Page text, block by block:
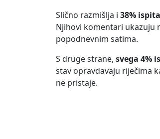
Slično razmišlja i 38%
Njihovi komentari ukazuju
popodnevnim satima.
S druge strane, svega 4%
stav opravdavaju riječima
ne pristaje.